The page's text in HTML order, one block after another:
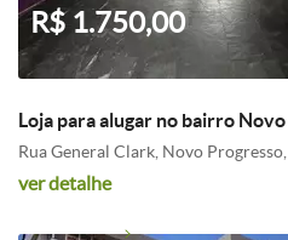
R$ 1.750,00
Loja para alugar no bairro
Rua General Clark, Novo
ver detalhe